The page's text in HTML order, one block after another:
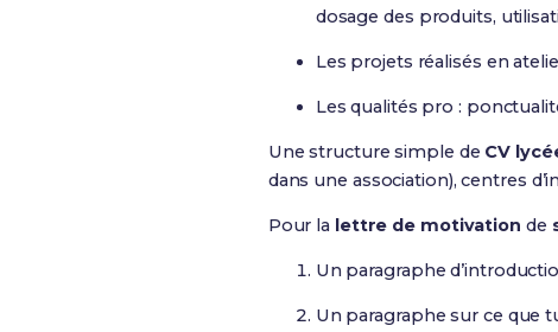
dosage des produits,
Les projets réalisés en
Les qualités pro :
Une structure simple de CV
dans une association), centres
Pour la lettre de motivation de
Un paragraphe
Un paragraphe sur ce que